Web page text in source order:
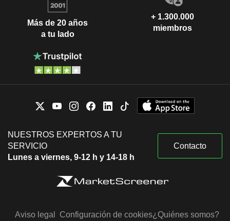
Más de 20 años
a tu lado
+ 1.300.000
miembros
NUESTROS EXPERTOS A TU
SERVICIO
Lunes a viernes, 9-12 h y 14-18 h
Contacto
Aviso legal Configuración de cookies¿Quiénes somos?